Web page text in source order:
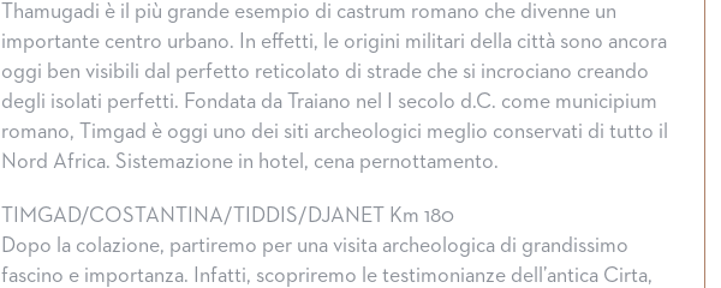
Thamugadi è il più grande esempio di castrum romano che divenne un
importante centro urbano. In effetti, le origini militari della città sono ancora
oggi ben visibili dal perfetto reticolato di strade che si incrociano creando
degli isolati perfetti. Fondata da Traiano nel I secolo d.C. come municipium
romano, Timgad è oggi uno dei siti archeologici meglio conservati di tutto il
Nord Africa. Sistemazione in hotel, cena pernottamento.
TIMGAD/COSTANTINA/TIDDIS/DJANET Km 180
Dopo la colazione, partiremo per una visita archeologica di grandissimo
fascino e importanza. Infatti, scopriremo le testimonianze dell’antica Cirta,